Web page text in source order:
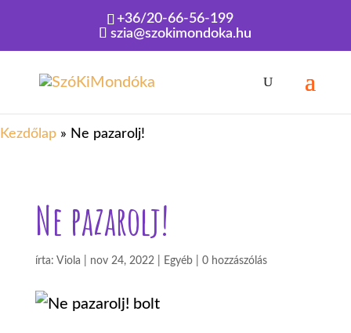
+36/20-66-56-199
szia@szokimondoka.hu
Kezdőlap » Ne pazarolj!
Ne pazarolj!
írta: Viola nov 24, 2022| Egyéb| 0 hozzászólás